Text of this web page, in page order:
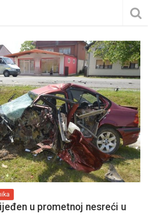
u prometnoj nesreći u